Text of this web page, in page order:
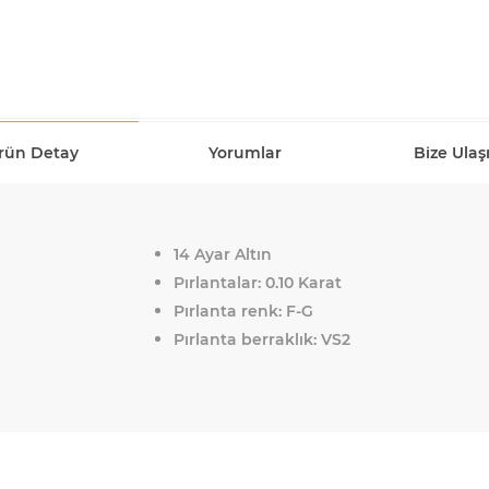
Detay Yorumlar Bize
14 Ayar Altın
Pırlantalar: 0.10 Karat
Pırlanta renk: F-G
Pırlanta berraklık: VS2